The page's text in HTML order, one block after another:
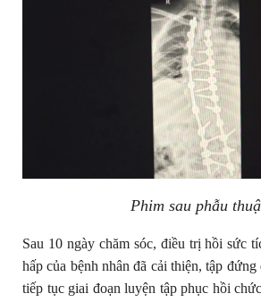
Phim sau phẫu
Sau 10 ngày chăm sóc, điều trị hồi sức
hấp của bệnh nhân đã cải thiện, tập
tiếp tục giai đoạn luyện tập phục hồi